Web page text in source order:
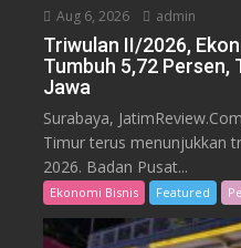
Aug 6, 2026 admin
Triwulan II/2026,
Tumbuh 5,72 Persen,
Jawa
Surabaya,
Timur terus menunjukkan
2026. Badan Pusat...
Ekonomi Bisnis Featured